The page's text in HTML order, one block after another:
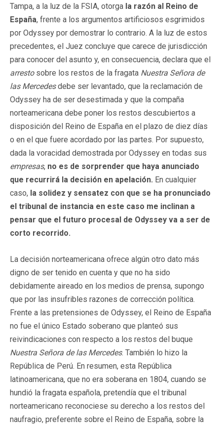
Tampa, a la luz de la FSIA, otorga la razón al Reino de
España, frente a los argumentos artificiosos esgrimidos
por Odyssey por demostrar lo contrario. A la luz de estos
precedentes, el Juez concluye que carece de jurisdicción
para conocer del asunto y, en consecuencia, declara que el
arrestosobre los restos de la fragata Nuestra Señora de
las Mercedesdebe ser levantado, que la reclamación de
Odyssey ha de ser desestimada y que la compaña
norteamericana debe poner los restos descubiertos a
disposición del Reino de España en el plazo de diez días
o en el que fuere acordado por las partes. Por supuesto,
dada la voracidad demostrada por Odyssey en todas sus
empresas, no es de sorprender que haya anunciado
que recurrirá la decisión en apelación. En cualquier
caso, la solidez y sensatez con que se ha pronunciado
el tribunal de instancia en este caso me inclinan a
pensar que el futuro procesal de Odyssey va a ser de
corto recorrido.
La decisión norteamericana ofrece algún otro dato más
digno de ser tenido en cuenta y que no ha sido
debidamente aireado en los medios de prensa, supongo
que por las insufribles razones de corrección política.
Frente a las pretensiones de Odyssey, el Reino de España
no fue el único Estado soberano que planteó sus
reivindicaciones con respecto a los restos del buque
Nuestra Señora de las Mercedes. También lo hizo la
República de Perú. En resumen, esta República
latinoamericana, que no era soberana en 1804, cuando se
hundió la fragata española, pretendía que el tribunal
norteamericano reconociese su derecho a los restos del
naufragio, preferente sobre el Reino de España, sobre la